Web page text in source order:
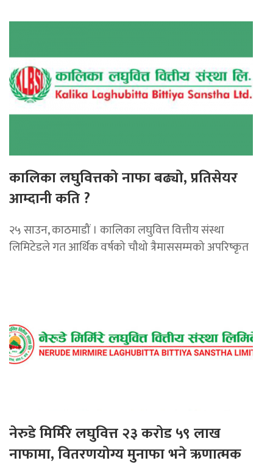
कालिका लघुवित्तको नाफा बढ्यो, प्रतिसेयर
आम्दानी कति ?
२५ साउन, काठमाडौं । कालिका लघुवित्त वित्तीय संस्था
लिमिटेडले गत आर्थिक वर्षको चौथो त्रैमाससम्मको अपरिष्कृत
नेरुडे मिर्मिरे लघुवित्त २३ करोड ५९ लाख
नाफामा, वितरणयोग्य मुनाफा भने ऋणात्मक